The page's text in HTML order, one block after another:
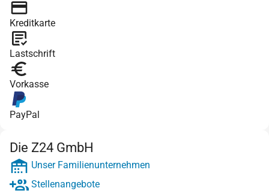
Kreditkarte
Lastschrift
Vorkasse
PayPal
Die Z24 GmbH
Unser Familienunternehmen
Stellenangebote